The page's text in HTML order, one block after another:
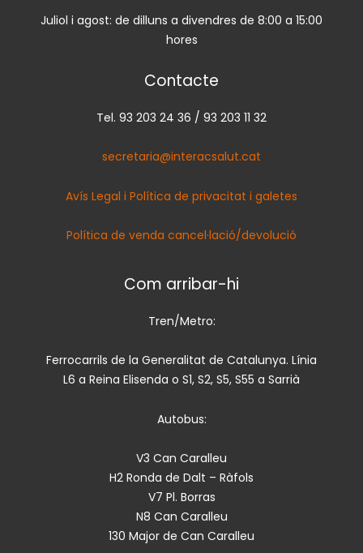
Juliol i agost: de dilluns a divendres de 8:00 a 15:00
hores
Contacte
Tel. 93 203 24 36 / 93 203 11 32
secretaria@interacsalut.cat
Avís Legal i Política de privacitat i galetes
Política de venda cancel·lació/devolució
Com arribar-hi
Tren/Metro:
Ferrocarrils de la Generalitat de Catalunya. Línia
L6 a Reina Elisenda o S1, S2, S5, S55 a Sarrià
Autobus:
V3 Can Caralleu
H2 Ronda de Dalt – Ràfols
V7 Pl. Borras
N8 Can Caralleu
130 Major de Can Caralleu